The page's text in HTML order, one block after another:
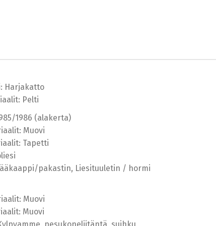
Harjakatto
Pelti
1986 (alakerta)
Muovi
Tapetti
pakastin, Liesituuletin / hormi
Muovi
Muovi